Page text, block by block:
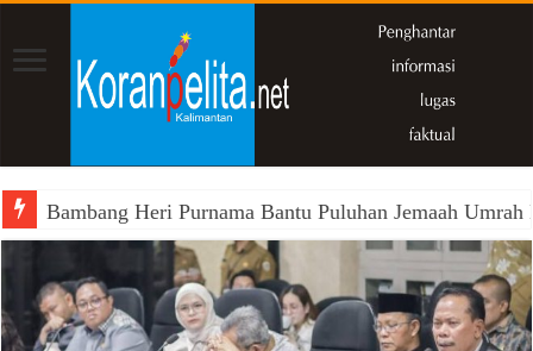
Bambang Heri Purnama Bantu Puluhan Jemaah